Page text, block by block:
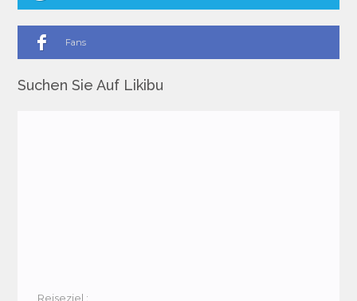
Fans
Suchen Sie Auf Likibu
Reiseziel :